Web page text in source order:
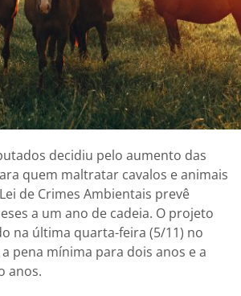
decidiu pelo aumento das
quem maltratar cavalos e animais
de Crimes Ambientais prevê
a um ano de cadeia. O projeto
na última quarta-feira (5/11) no
pena mínima para dois anos e a
anos.